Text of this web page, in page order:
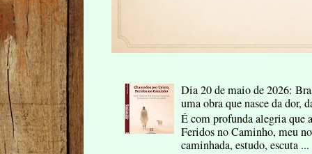
Dia 20 de maio de 2026:
uma obra que nasce da dor,
É com profunda alegria que
Feridos no Caminho, meu
caminhada, estudo, escuta ...